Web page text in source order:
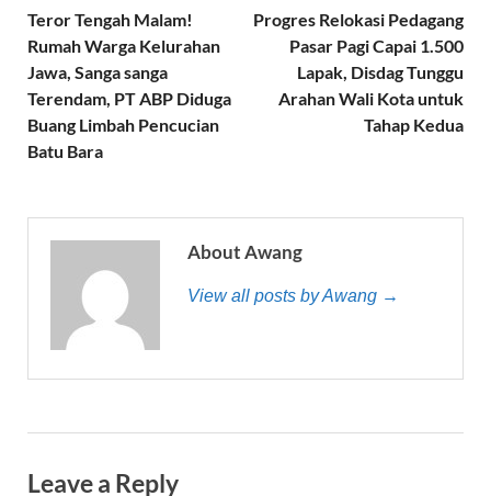
Teror Tengah Malam!
Rumah Warga Kelurahan
Jawa, Sanga sanga
Terendam, PT ABP Diduga
Buang Limbah Pencucian
Batu Bara
Progres Relokasi Pedagang
Pasar Pagi Capai 1.500
Lapak, Disdag Tunggu
Arahan Wali Kota untuk
Tahap Kedua
About Awang
View all posts by Awang →
Leave a Reply